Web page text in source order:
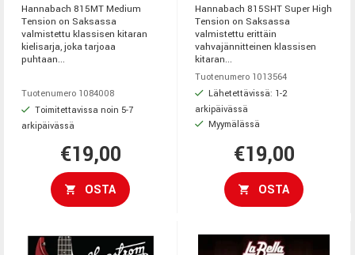
Hannabach 815MT Medium
Tension on Saksassa
valmistettu klassisen kitaran
kielisarja, joka tarjoaa
puhtaan...
Tuotenumero 1084008
Toimitettavissa noin 5-7
arkipäivässä
€19,00
OSTA
Hannabach 815SHT Super High
Tension on Saksassa
valmistettu erittäin
vahvajännitteinen klassisen
kitaran...
Tuotenumero 1013564
Lähetettävissä: 1-2
arkipäivässä
Myymälässä
€19,00
OSTA